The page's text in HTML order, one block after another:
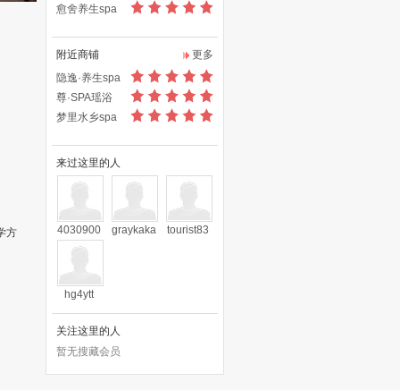
方
愈舍养生spa
更多
附近商铺
隐逸·养生spa
尊·SPA瑶浴
梦里水乡spa
来过这里的人
4030900
61
graykaka tourist83
hg4ytt
关注这里的人
暂无搜藏会员